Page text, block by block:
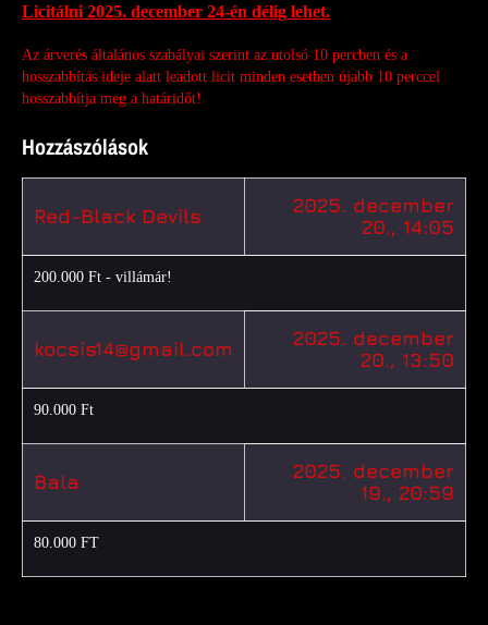
Licitálni 2025. december 24-én délig lehet.
Az árverés általános szabályai szerint az utolsó 10 percben és a
hosszabbítás ideje alatt leadott licit minden esetben újabb 10 perccel
hosszabbítja meg a határidőt!
Hozzászólások
Red-Black Devils
2025. december
20., 14:05
200.000 Ft - villámár!
kocsis14@gmail.com
2025. december
20., 13:50
90.000 Ft
Bala
2025. december
19., 20:59
80.000 FT